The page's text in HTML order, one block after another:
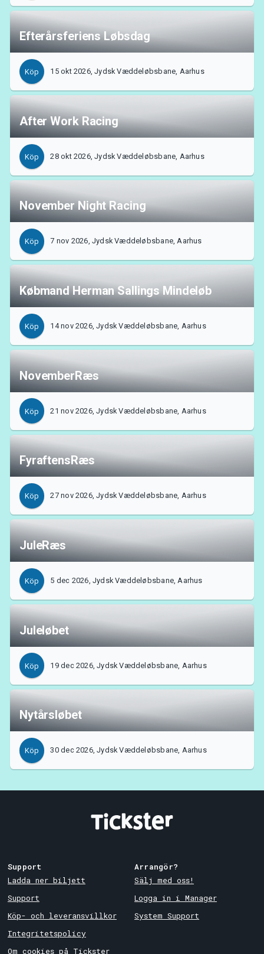
Efterårsferiens Løbsdag
Köp 15 okt 2026, Jydsk Væddeløbsbane, Aarhus
After Work Racing
Köp 28 okt 2026, Jydsk Væddeløbsbane, Aarhus
November Night Racing
Köp 7 nov 2026, Jydsk Væddeløbsbane, Aarhus
Købmand Herman Sallings Mindeløb
Köp 14 nov 2026, Jydsk Væddeløbsbane, Aarhus
NovemberRæs
Köp 21 nov 2026, Jydsk Væddeløbsbane, Aarhus
FyraftensRæs
Köp 27 nov 2026, Jydsk Væddeløbsbane, Aarhus
JuleRæs
Köp 5 dec 2026, Jydsk Væddeløbsbane, Aarhus
Juleløbet
Köp 19 dec 2026, Jydsk Væddeløbsbane, Aarhus
Nytårsløbet
Köp 30 dec 2026, Jydsk Væddeløbsbane, Aarhus
Support
Ladda ner biljett
Support
Köp- och leveransvillkor
Integritetspolicy
Om cookies på Tickster
Arrangör?
Sälj med oss!
Logga in i Manager
System Support